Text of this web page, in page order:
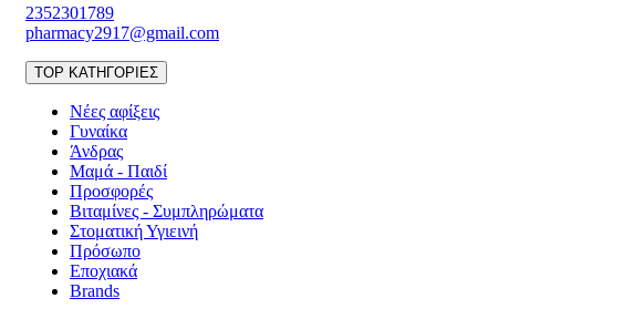
2352301789
pharmacy2917@gmail.com
TOP ΚΑΤΗΓΟΡΙΕΣ
Νέες αφίξεις
Γυναίκα
Άνδρας
Μαμά - Παιδί
Προσφορές
Βιταμίνες - Συμπληρώματα
Στοματική Υγιεινή
Πρόσωπο
Εποχιακά
Brands